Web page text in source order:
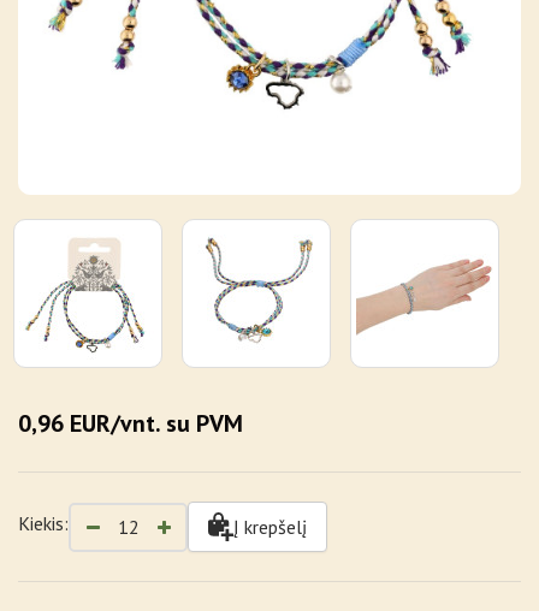
0,96 EUR/vnt. su PVM
Kiekis: Į krepšelį